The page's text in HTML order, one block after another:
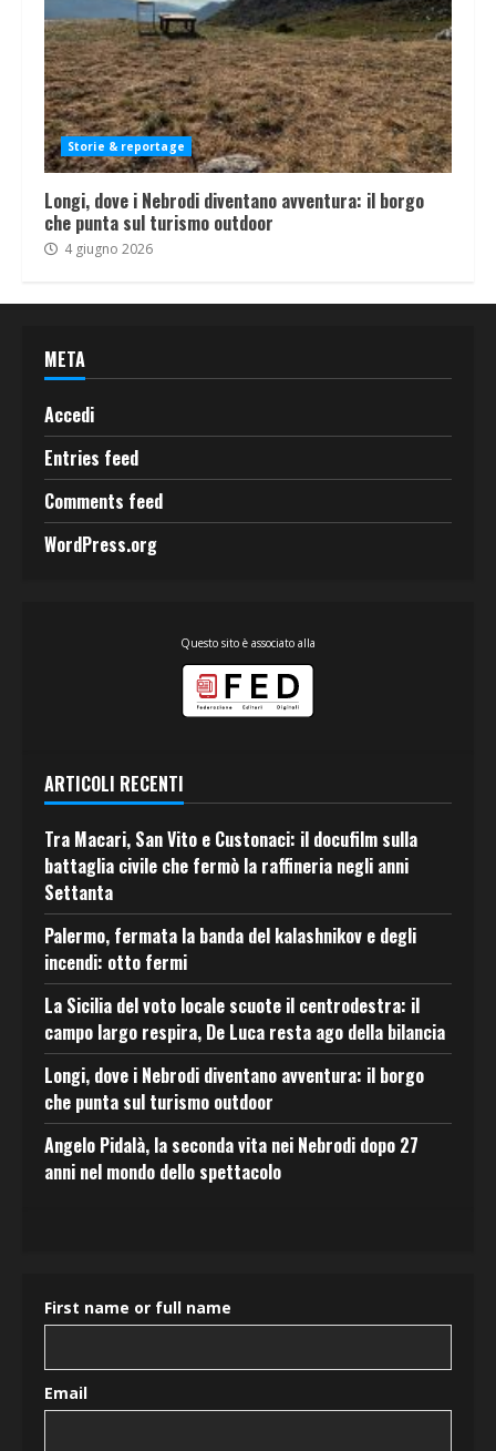
Storie & reportage
Longi, dove i Nebrodi diventano avventura: il borgo
che punta sul turismo outdoor
4 giugno 2026
META
Accedi
Entries feed
Comments feed
WordPress.org
Questo sito è associato alla
ARTICOLI RECENTI
Tra Macari, San Vito e Custonaci: il docufilm sulla
battaglia civile che fermò la raffineria negli anni
Settanta
Palermo, fermata la banda del kalashnikov e degli
incendi: otto fermi
La Sicilia del voto locale scuote il centrodestra: il
campo largo respira, De Luca resta ago della bilancia
Longi, dove i Nebrodi diventano avventura: il borgo
che punta sul turismo outdoor
Angelo Pidalà, la seconda vita nei Nebrodi dopo 27
anni nel mondo dello spettacolo
First name or full name
Email